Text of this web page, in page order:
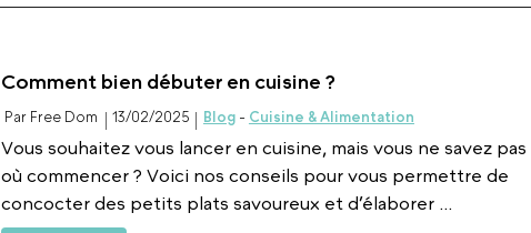
Comment bien débuter en cuisine ?
Par Free Dom 13/02/2025 Blog- Cuisine & Alimentation
Vous souhaitez vous lancer en cuisine, mais vous ne savez pas
où commencer ? Voici nos conseils pour vous permettre de
concocter des petits plats savoureux et d’élaborer ...